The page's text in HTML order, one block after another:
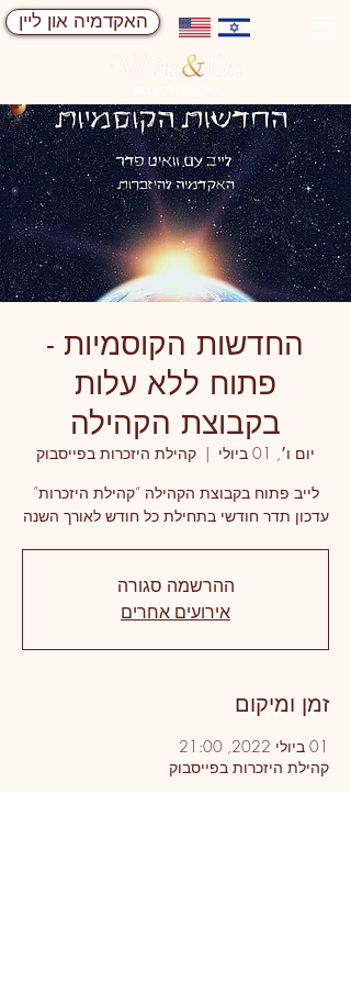
האקדמיה און ליין
החדשות הקוסמיות -
פתוח ללא עלות
בקבוצת הקהילה
יום ו׳, 01 ביולי
  |
קהילת היזכרות בפייסבוק
עדכון תדר חודשי בתחילת כל חודש לאורך השנה
ההרשמה סגורה
אירועים אחרים
זמן ומיקום
01 ביולי 2022, 21:00
קהילת היזכרות בפייסבוק